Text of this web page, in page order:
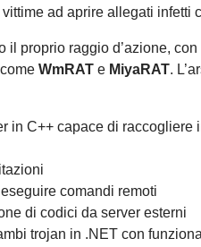
ad aprire allegati infetti
il proprio raggio d’azione,
WmRAT e MiyaRAT.
in C++ capace di raccogliere
comandi remoti
di codici da server esterni
trojan in .NET con